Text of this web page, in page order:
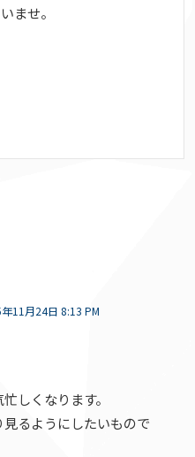
ませ。
11月24日 8:13 PM
しくなります。
るようにしたいもので